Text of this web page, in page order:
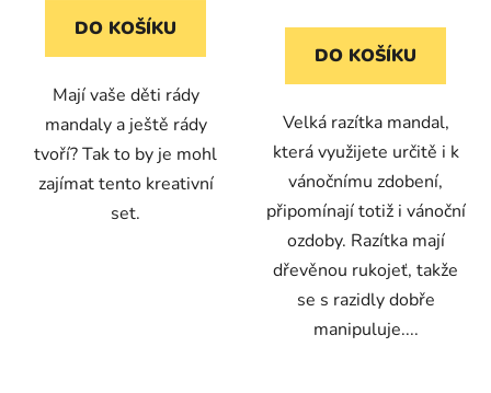
DO KOŠÍKU
Mají vaše děti rády
mandaly a ještě rády
tvoří? Tak to by je mohl
zajímat tento kreativní
set.
DO KOŠÍKU
Velká razítka mandal,
která využijete určitě i k
vánočnímu zdobení,
připomínají totiž i vánoční
ozdoby. Razítka mají
dřevěnou rukojeť, takže
se s razidly dobře
manipuluje....